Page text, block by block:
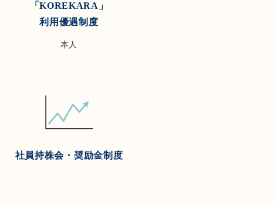
「KOREKARA」
利用優遇制度
本人
社員持株会・奨励金制度